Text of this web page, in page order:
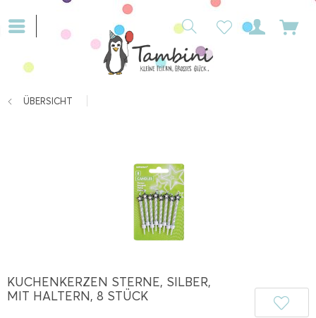
ÜBERSICHT
KUCHENKERZEN STERNE, SILBER,
MIT HALTERN, 8 STÜCK